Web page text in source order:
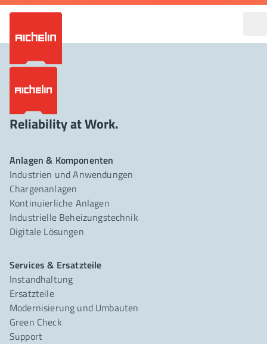
Reliability at Work.
Anlagen & Komponenten
Industrien und Anwendungen
Chargenanlagen
Kontinuierliche Anlagen
Industrielle Beheizungstechnik
Digitale Lösungen
Services & Ersatzteile
Instandhaltung
Ersatzteile
Modernisierung und Umbauten
Green Check
Support